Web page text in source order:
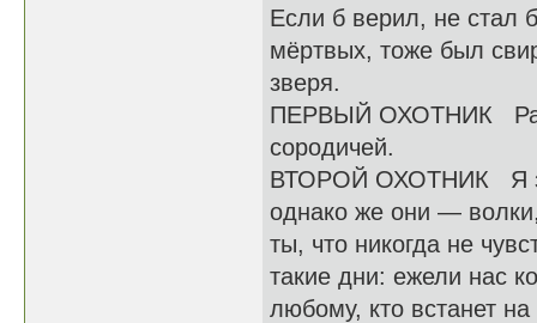
Если б верил, не стал
мёртвых, тоже был
зверя.
ПЕРВЫЙ ОХОТНИК
сородичей.
ВТОРОЙ ОХОТНИК Я
однако же они —
ты, что никогда не
такие дни: ежели нас
любому, кто встанет